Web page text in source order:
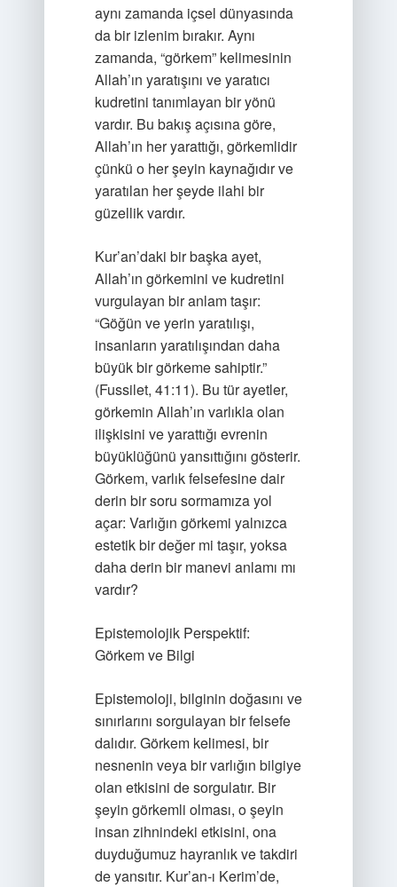
aynı zamanda içsel dünyasında
da bir izlenim bırakır. Aynı
zamanda, “görkem” kelimesinin
Allah’ın yaratışını ve yaratıcı
kudretini tanımlayan bir yönü
vardır. Bu bakış açısına göre,
Allah’ın her yarattığı, görkemlidir
çünkü o her şeyin kaynağıdır ve
yaratılan her şeyde ilahi bir
güzellik vardır.
Kur’an’daki bir başka ayet,
Allah’ın görkemini ve kudretini
vurgulayan bir anlam taşır:
“Göğün ve yerin yaratılışı,
insanların yaratılışından daha
büyük bir görkeme sahiptir.”
(Fussilet, 41:11). Bu tür ayetler,
görkemin Allah’ın varlıkla olan
ilişkisini ve yarattığı evrenin
büyüklüğünü yansıttığını gösterir.
Görkem, varlık felsefesine dair
derin bir soru sormamıza yol
açar: Varlığın görkemi yalnızca
estetik bir değer mi taşır, yoksa
daha derin bir manevi anlamı mı
vardır?
Epistemolojik Perspektif:
Görkem ve Bilgi
Epistemoloji, bilginin doğasını ve
sınırlarını sorgulayan bir felsefe
dalıdır. Görkem kelimesi, bir
nesnenin veya bir varlığın bilgiye
olan etkisini de sorgulatır. Bir
şeyin görkemli olması, o şeyin
insan zihnindeki etkisini, ona
duyduğumuz hayranlık ve takdiri
de yansıtır. Kur’an-ı Kerim’de,